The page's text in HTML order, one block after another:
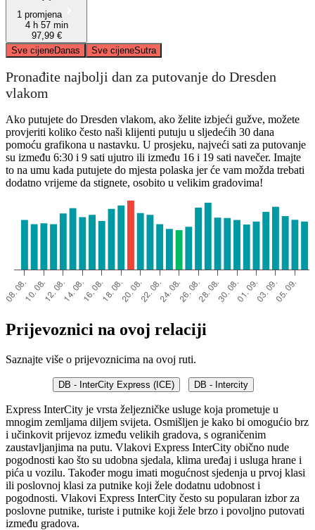
1 promjena
4 h 57 min
97,99 €
Sve cijeneDanas Sve cijeneSutra
Pronađite najbolji dan za putovanje do Dresden
vlakom
Ako putujete do Dresden vlakom, ako želite izbjeći gužve, možete
provjeriti koliko često naši klijenti putuju u sljedećih 30 dana
pomoću grafikona u nastavku. U prosjeku, najveći sati za putovanje
su između 6:30 i 9 sati ujutro ili između 16 i 19 sati navečer. Imajte
to na umu kada putujete do mjesta polaska jer će vam možda trebati
dodatno vrijeme da stignete, osobito u velikim gradovima!
Prijevoznici na ovoj relaciji
Saznajte više o prijevoznicima na ovoj ruti.
DB - InterCity Express (ICE) DB - Intercity
Express InterCity je vrsta željezničke usluge koja prometuje u
mnogim zemljama diljem svijeta. Osmišljen je kako bi omogućio brz
i učinkovit prijevoz između velikih gradova, s ograničenim
zaustavljanjima na putu. Vlakovi Express InterCity obično nude
pogodnosti kao što su udobna sjedala, klima uređaj i usluga hrane i
pića u vozilu. Također mogu imati mogućnost sjedenja u prvoj klasi
ili poslovnoj klasi za putnike koji žele dodatnu udobnost i
pogodnosti. Vlakovi Express InterCity često su popularan izbor za
poslovne putnike, turiste i putnike koji žele brzo i povoljno putovati
između gradova.